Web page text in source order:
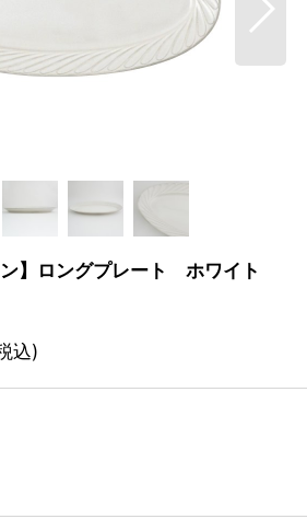
ン】ロングプレート ホワイト
込)